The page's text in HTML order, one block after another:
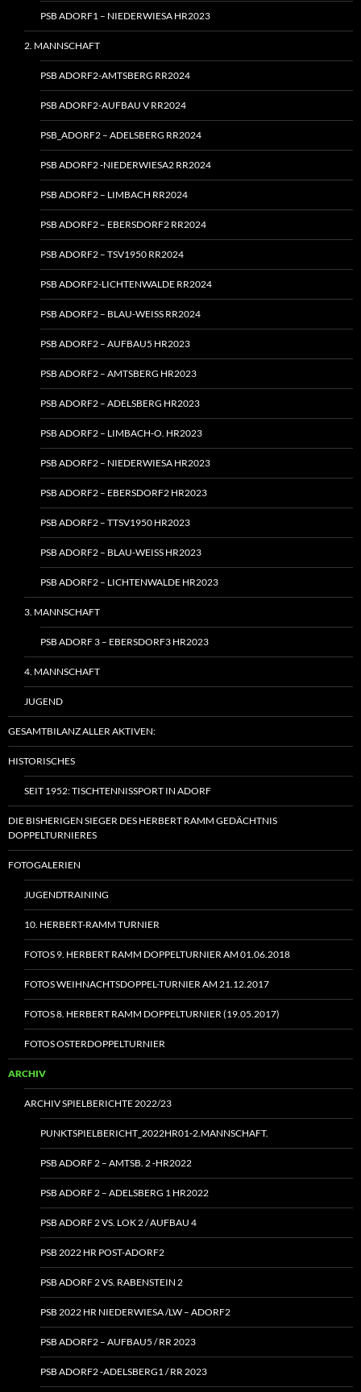
PSB ADORF1 – NIEDERWIESA HR2023
2. MANNSCHAFT
PSB ADORF2-AMTSBERG RR2024
PSB ADORF2-AUFBAU V RR2024
PSB_ADORF2 – ADELSBERG RR2024
PSB ADORF2 ‑NIEDERWIESA2 RR2024
PSB ADORF2 – LIMBACH RR2024
PSB ADORF2 – EBERSDORF2 RR2024
PSB ADORF2 – TSV1950 RR2024
PSB ADORF2-LICHTENWALDE RR2024
PSB ADORF2 – BLAU-WEISS RR2024
PSB ADORF2 – AUFBAU5 HR2023
PSB ADORF2 – AMTSBERG HR2023
PSB ADORF2 – ADELSBERG HR2023
PSB ADORF2 – LIMBACH‑O. HR2023
PSB ADORF2 – NIEDERWIESA HR2023
PSB ADORF2 – EBERSDORF2 HR2023
PSB ADORF2 – TTSV1950 HR2023
PSB ADORF2 – BLAU-WEISS HR2023
PSB ADORF2 – LICHTENWALDE HR2023
3. MANNSCHAFT
PSB ADORF 3 – EBERSDORF3 HR2023
4. MANNSCHAFT
JUGEND
GESAMTBILANZ ALLER AKTIVEN:
HISTORISCHES
SEIT 1952: TISCHTENNISSPORT IN ADORF
DIE BISHERIGEN SIEGER DES HERBERT RAMM GEDÄCHTNIS
DOPPELTURNIERES
FOTOGALERIEN
JUGENDTRAINING
10. HERBERT-RAMM TURNIER
FOTOS 9. HERBERT RAMM DOPPELTURNIER AM 01.06.2018
FOTOS WEIHNACHTSDOPPEL-TURNIER AM 21.12.2017
FOTOS 8. HERBERT RAMM DOPPELTURNIER (19.05.2017)
FOTOS OSTERDOPPELTURNIER
ARCHIV
ARCHIV SPIELBERICHTE 2022/23
PUNKTSPIELBERICHT_2022HR01‑2.MANNSCHAFT.
PSB ADORF 2 – AMTSB. 2 ‑HR2022
PSB ADORF 2 – ADELSBERG 1 HR2022
PSB ADORF 2 VS. LOK 2 / AUFBAU 4
PSB 2022 HR POST-ADORF2
PSB ADORF 2 VS. RABENSTEIN 2
PSB 2022 HR NIEDERWIESA /LW – ADORF2
PSB ADORF2 – AUFBAU5 / RR 2023
PSB ADORF2 ‑ADELSBERG1 / RR 2023